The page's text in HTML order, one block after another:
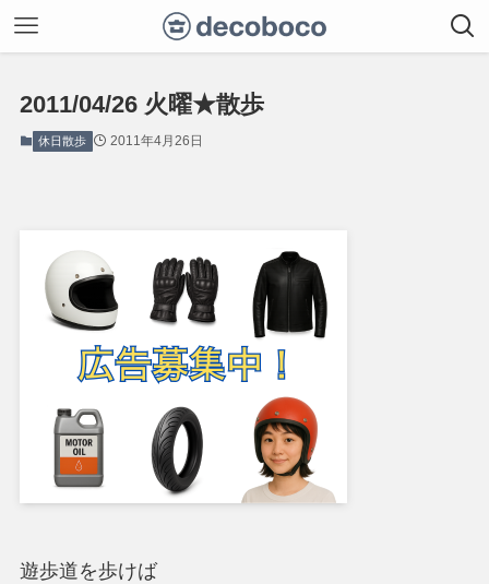
2011/04/26 火曜★散歩
休日散歩 2011年4月26日
遊歩道を歩けば